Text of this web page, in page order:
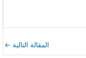
المقالة التالية ←